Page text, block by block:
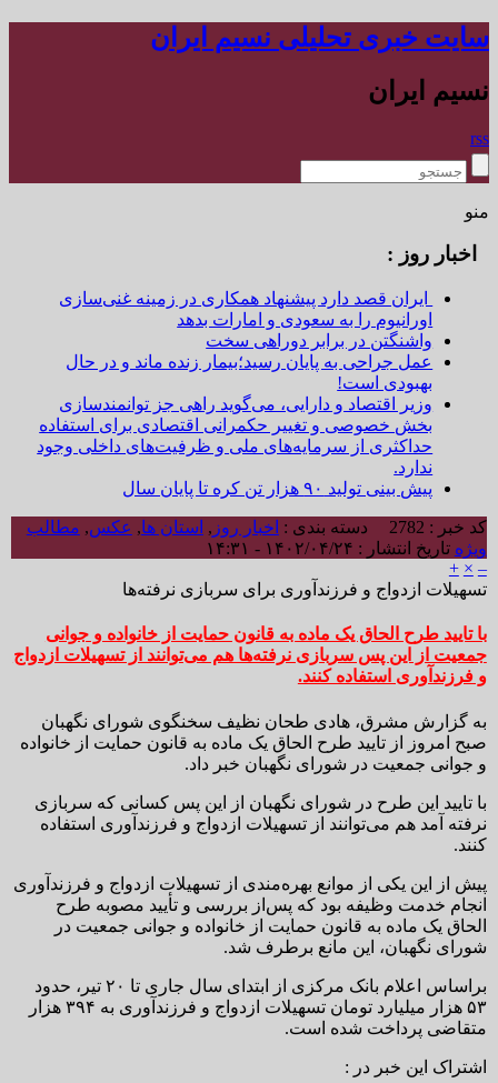
سایت خبری تحلیلی نسیم ایران
نسیم ایران
rss
منو
اخبار روز :
ایران قصد دارد پیشنهاد همکاری در زمینه غنی‌سازی
اورانیوم را به سعودی و امارات بدهد
واشنگتن در برابر دوراهی سخت
عمل جراحی به پایان رسید؛بیمار زنده ماند و در حال
بهبودی است!
وزیر اقتصاد و دارایی، می‌گوید راهی جز توانمندسازی
بخش خصوصی و تغییر حکمرانی اقتصادی برای استفاده
حداکثری از سرمایه‌های ملی و ظرفیت‌های داخلی وجود
ندارد.
پیش بینی تولید ۹۰ هزار تن کره تا پایان سال
کد خبر : 2782 دسته بندی : اخبار روز , استان ها, عکس, مطالب
ویژه تاریخ انتشار : ۱۴۰۲/۰۴/۲۴ - ۱۴:۳۱
–
×
+
تسهیلات ازدواج و فرزندآوری برای سربازی نرفته‌ها
با تایید طرح الحاق یک ماده به قانون حمایت از خانواده و جوانی
جمعیت از این پس سربازی نرفته‌ها هم می‌توانند از تسهیلات ازدواج
و فرزندآوری استفاده کنند.
به گزارش مشرق، هادی طحان نظیف سخنگوی شورای نگهبان
صبح امروز از تایید طرح الحاق یک ماده به قانون حمایت از خانواده
و جوانی جمعیت در شورای نگهبان خبر داد.
با تایید این طرح در شورای نگهبان از این پس کسانی که سربازی
نرفته آمد هم می‌توانند از تسهیلات ازدواج و فرزندآوری استفاده
کنند.
پیش از این یکی از موانع بهره‌مندی از تسهیلات ازدواج و فرزندآوری
انجام خدمت وظیفه بود که پس‌از بررسی و تأیید مصوبه طرح
الحاق یک ماده به قانون حمایت از خانواده و جوانی جمعیت در
شورای نگهبان، این مانع برطرف شد.
براساس اعلام بانک مرکزی از ابتدای سال جاری تا ۲۰ تیر، حدود
۵۳ هزار میلیارد تومان تسهیلات ازدواج و فرزندآوری به ۳۹۴ هزار
متقاضی پرداخت شده است.
اشتراک این خبر در :